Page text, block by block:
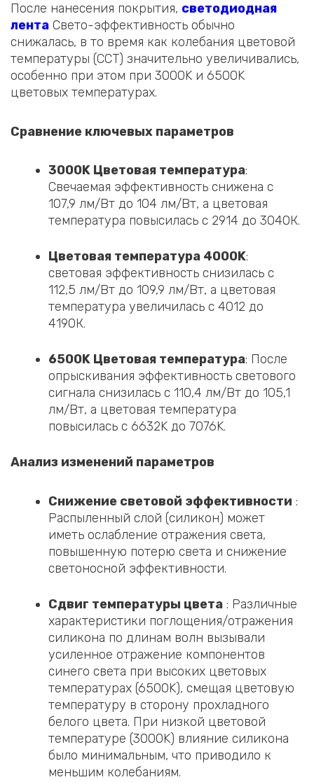
После нанесения покрытия, светодиодная
лента Свето-эффективность обычно
снижалась, в то время как колебания цветовой
температуры (CCT) значительно увеличивались,
особенно при этом при 3000K и 6500K
цветовых температурах.
Сравнение ключевых параметров
3000K Цветовая температура:
Свечаемая эффективность снижена с
107,9 лм/Вт до 104 лм/Вт, а цветовая
температура повысилась с 2914 до 3040К.
Цветовая температура 4000K:
световая эффективность снизилась с
112,5 лм/Вт до 109,9 лм/Вт, а цветовая
температура увеличилась с 4012 до
4190К.
6500K Цветовая температура: После
опрыскивания эффективность светового
сигнала снизилась с 110,4 лм/Вт до 105,1
лм/Вт, а цветовая температура
повысилась с 6632K до 7076K.
Анализ изменений параметров
‌Снижение световой эффективности ‌ :
Распыленный слой (силикон) может
иметь ослабление отражения света,
повышенную потерю света и снижение
светоносной эффективности.
‌Сдвиг температуры цвета ‌ : Различные
характеристики поглощения/отражения
силикона по длинам волн вызывали
усиленное отражение компонентов
синего света при высоких цветовых
температурах (6500K), смещая цветовую
температуру в сторону прохладного
белого цвета. При низкой цветовой
температуре (3000K) влияние силикона
было минимальным, что приводило к
меньшим колебаниям.